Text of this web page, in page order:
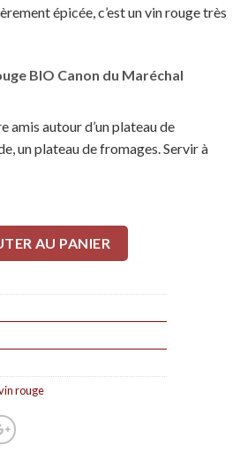
épicée, c’est un vin rouge très
BIO Canon du Maréchal
amis autour d’un plateau de
un plateau de fromages. Servir à
AU PANIER
rouge